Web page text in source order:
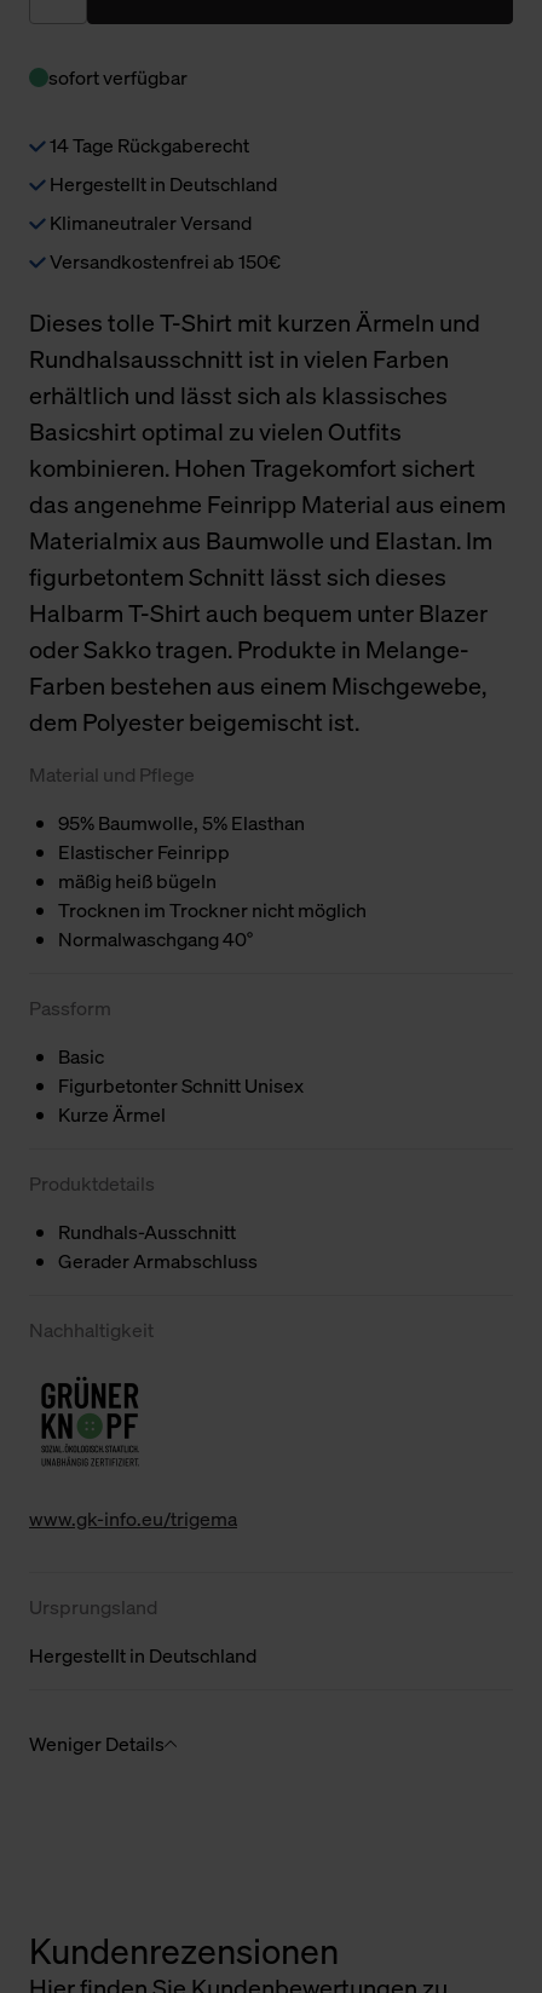
sofort verfügbar
14 Tage Rückgaberecht
Hergestellt in Deutschland
Klimaneutraler Versand
Versandkostenfrei ab 150€
Dieses tolle T-Shirt mit kurzen Ärmeln und
Rundhalsausschnitt ist in vielen Farben
erhältlich und lässt sich als klassisches
Basicshirt optimal zu vielen Outfits
kombinieren. Hohen Tragekomfort sichert
das angenehme Feinripp Material aus einem
Materialmix aus Baumwolle und Elastan. Im
figurbetontem Schnitt lässt sich dieses
Halbarm T-Shirt auch bequem unter Blazer
oder Sakko tragen. Produkte in Melange-
Farben bestehen aus einem Mischgewebe,
dem Polyester beigemischt ist.
Material und Pflege
95% Baumwolle, 5% Elasthan
Elastischer Feinripp
mäßig heiß bügeln
Trocknen im Trockner nicht möglich
Normalwaschgang 40°
Passform
Basic
Figurbetonter Schnitt Unisex
Kurze Ärmel
Produktdetails
Rundhals-Ausschnitt
Gerader Armabschluss
Nachhaltigkeit
www.gk-info.eu/trigema
Ursprungsland
Hergestellt in Deutschland
Weniger Details
Kundenrezensionen